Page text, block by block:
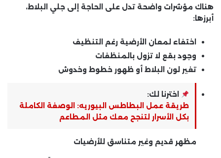
هناك مؤشرات واضحة تدل على الحاجة إلى جلي البلاط،
أبرزها:
اختفاء لمعان الأرضية رغم التنظيف
وجود بقع لا تزول بالمنظفات
تغير لون البلاط أو ظهور خطوط وخدوش
اخترنا لك:
طريقة عمل البطاطس البيوريه: الوصفة الكاملة
بكل الأسرار لتنجح معك مثل المطاعم
مظهر قديم وغير متناسق للأرضيات